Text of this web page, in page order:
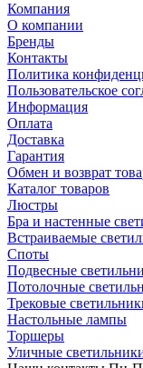
Компания
О компании
Бренды
Контакты
Политика
Пользовательское
Информация
Оплата
Доставка
Гарантия
Обмен и возврат
Каталог товаров
Люстры
Бра и настенные
Встраиваемые
Споты
Подвесные
Потолочные
Трековые
Настольные лампы
Торшеры
Уличные